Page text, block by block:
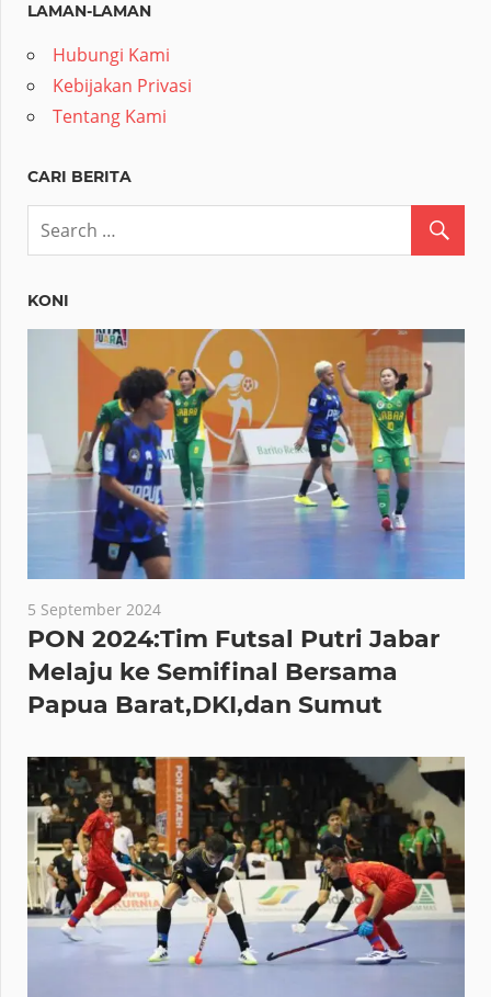
LAMAN-LAMAN
Hubungi Kami
Kebijakan Privasi
Tentang Kami
CARI BERITA
KONI
5 September 2024
PON 2024:Tim Futsal Putri Jabar
Melaju ke Semifinal Bersama
Papua Barat,DKI,dan Sumut